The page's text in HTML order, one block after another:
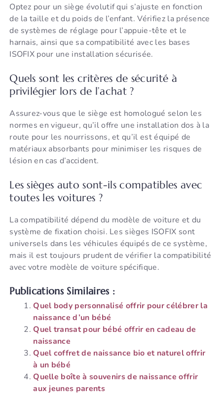
Optez pour un siège évolutif qui s’ajuste en fonction
de la taille et du poids de l’enfant. Vérifiez la présence
de systèmes de réglage pour l’appuie-tête et le
harnais, ainsi que sa compatibilité avec les bases
ISOFIX pour une installation sécurisée.
Quels sont les critères de sécurité à
privilégier lors de l’achat ?
Assurez-vous que le siège est homologué selon les
normes en vigueur, qu’il offre une installation dos à la
route pour les nourrissons, et qu’il est équipé de
matériaux absorbants pour minimiser les risques de
lésion en cas d’accident.
Les sièges auto sont-ils compatibles avec
toutes les voitures ?
La compatibilité dépend du modèle de voiture et du
système de fixation choisi. Les sièges ISOFIX sont
universels dans les véhicules équipés de ce système,
mais il est toujours prudent de vérifier la compatibilité
avec votre modèle de voiture spécifique.
Publications Similaires :
Quel body personnalisé offrir pour célébrer la
naissance d’un bébé
Quel transat pour bébé offrir en cadeau de
naissance
Quel coffret de naissance bio et naturel offrir
à un bébé
Quelle boîte à souvenirs de naissance offrir
aux jeunes parents